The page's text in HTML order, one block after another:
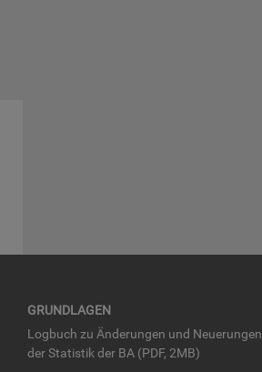
GRUND­LA­GEN
Log­buch zu Än­de­run­gen und Neue­run­gen
der Sta­tis­tik der BA (PDF, 2MB)